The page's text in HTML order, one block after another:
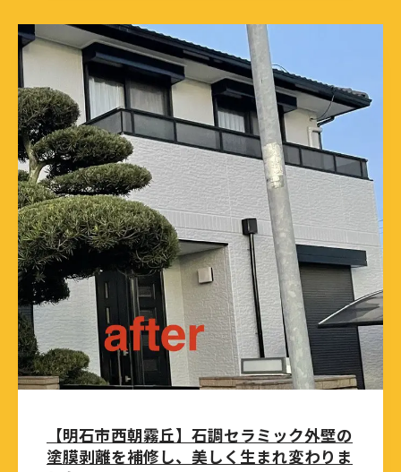
【明石市西朝霧丘】石調セラミック外壁の
塗膜剥離を補修し、美しく生まれ変わりま